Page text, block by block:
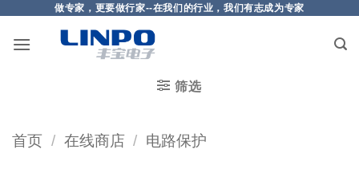
做专家，更要做行家--在我们的行业，我们有志成为专家
筛选
首页 / 在线商店 / 电路保护